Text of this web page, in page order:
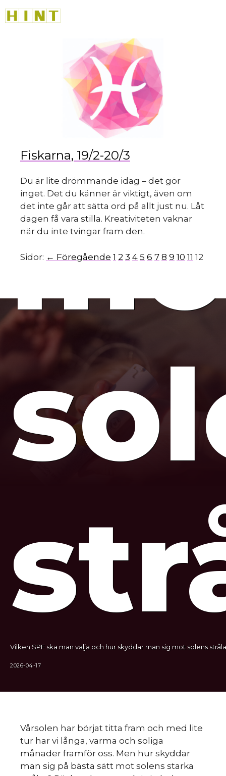
till
Fiskarna, 19/2-20/3
Du är lite drömmande idag – det gör
inget. Det du känner är viktigt, även om
det inte går att sätta ord på allt just nu. Låt
dagen få vara stilla. Kreativiteten vaknar
när du inte tvingar fram den.
Sidor: ← Föregående 1 2 3 4 5 6 7 8 9 10 11 12
Vilken SPF ska man välja och hur skyddar man sig mot solens
2026-04-17
Vårsolen har börjat titta fram och med lite
tur har vi långa, varma och soliga
månader framför oss. Men hur skyddar
man sig på bästa sätt mot solens starka